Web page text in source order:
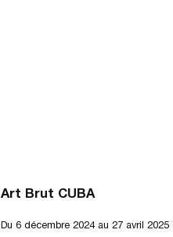
Art Brut CUBA
Du 6 décembre 2024 au 27 avril 2025